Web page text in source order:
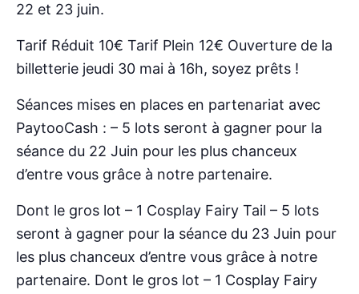
22 et 23 juin.
Tarif Réduit 10€ Tarif Plein 12€ Ouverture de la
billetterie jeudi 30 mai à 16h, soyez prêts !
Séances mises en places en partenariat avec
PaytooCash : – 5 lots seront à gagner pour la
séance du 22 Juin pour les plus chanceux
d’entre vous grâce à notre partenaire.
Dont le gros lot – 1 Cosplay Fairy Tail – 5 lots
seront à gagner pour la séance du 23 Juin pour
les plus chanceux d’entre vous grâce à notre
partenaire. Dont le gros lot – 1 Cosplay Fairy